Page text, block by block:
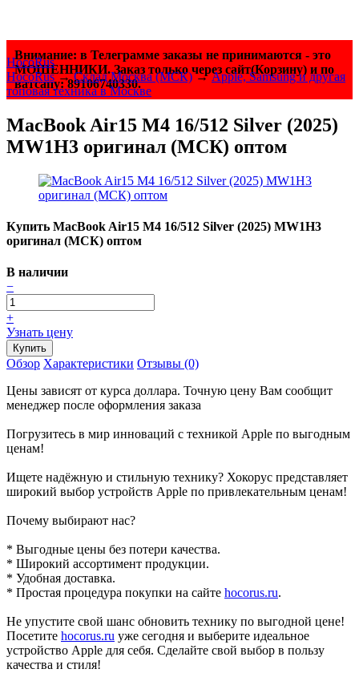
Внимание: в Телеграмме заказы не принимаются - это
МОШЕННИКИ. Заказ только через сайт(Корзину) и по
ватсапу: 89106740330.
HocoRus
HocoRus → Склад Москва (МСК) → Apple, Samsung и другая
топовая техника в Москве
MacBook Air15 M4 16/512 Silver (2025)
MW1H3 оригинал (МСК) оптом
Купить MacBook Air15 M4 16/512 Silver (2025) MW1H3
оригинал (МСК) оптом
В наличии
−
+
Узнать цену
Обзор Характеристики Отзывы (0)
Цены зависят от курса доллара. Точную цену Вам сообщит
менеджер после оформления заказа
Погрузитесь в мир инноваций с техникой Apple по выгодным
ценам!
Ищете надёжную и стильную технику? Хокорус представляет
широкий выбор устройств Apple по привлекательным ценам!
Почему выбирают нас?
* Выгодные цены без потери качества.
* Широкий ассортимент продукции.
* Удобная доставка.
* Простая процедура покупки на сайте hocorus.ru.
Не упустите свой шанс обновить технику по выгодной цене!
Посетите hocorus.ru уже сегодня и выберите идеальное
устройство Apple для себя. Сделайте свой выбор в пользу
качества и стиля!